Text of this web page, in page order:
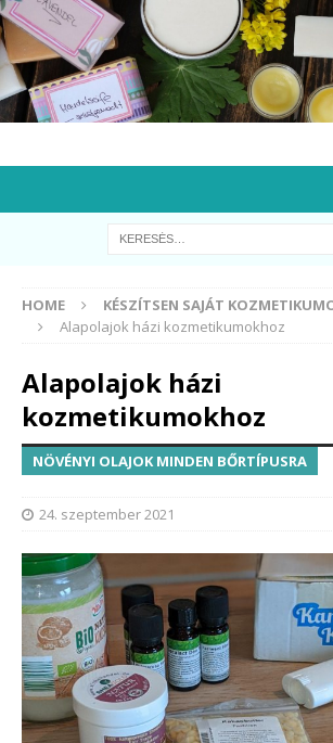
HOME KÉSZÍTSEN SAJÁT
Alapolajok házi kozmetikumokhoz
Alapolajok házi
kozmetikumokhoz
NÖVÉNYI OLAJOK MINDEN BŐRTÍPUSRA
24. szeptember 2021